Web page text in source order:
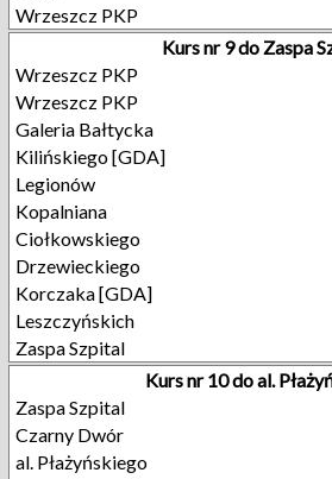
Wrzeszcz PKP
Kurs nr 9 do Zaspa
Wrzeszcz PKP
Wrzeszcz PKP
Galeria Bałtycka
Kilińskiego [GDA]
Legionów
Kopalniana
Ciołkowskiego
Drzewieckiego
Korczaka [GDA]
Leszczyńskich
Zaspa Szpital
Kurs nr 10 do al.
Zaspa Szpital
Czarny Dwór
al. Płażyńskiego